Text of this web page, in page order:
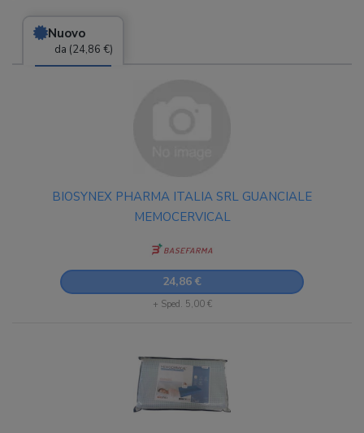
Nuovo
da (24,86 €)
BIOSYNEX PHARMA ITALIA SRL GUANCIALE
MEMOCERVICAL
24,86 €
+ Sped. 5,00 €